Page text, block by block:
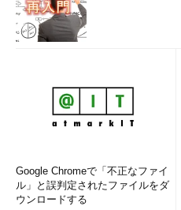
Google Chromeで「不正なファイ
ル」と誤判定されたファイルをダ
ウンロードする